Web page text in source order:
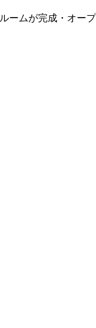
ームが完成・オープ